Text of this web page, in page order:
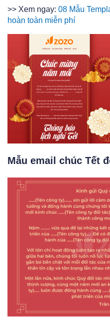
>> Xem ngay: 08 Mẫu
hoàn toàn miễn phí
Mẫu email chúc Tết